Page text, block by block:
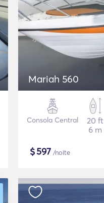
Mariah 560
Consola Central
20 ft
6 m
$597 /noite